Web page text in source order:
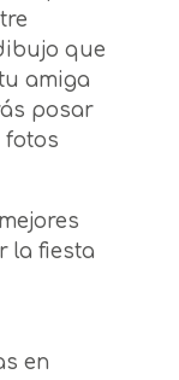
que
amiga
posar
fotos
la fiesta
en